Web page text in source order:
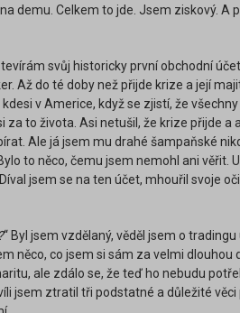
demu. Celkem to jde. Jsem ziskový. A
svůj historicky první obchodní
Až do té doby než přijde krize a její
v Americe, když se zjistí, že
za to života. Asi netušil, že krize přijde a
Ale já jsem mu drahé šampaňské
to něco, čemu jsem nemohl ani věřit.
jsem se na ten účet, mhouřil svoje
“ Byl jsem vzdělaný, věděl jsem o
něco, co jsem si sám za velmi dlouhou
ale zdálo se, že teď ho nebudu
jsem ztratil tři podstatné a důležité